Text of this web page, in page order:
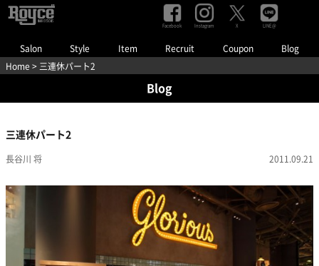
Salon Style Item Recruit Coupon Blog
Facebook Instagram X LINE@
Home > 三連休パート2
Blog
三連休パート2
長谷川 将 2011.09.21